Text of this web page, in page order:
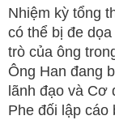
Nhiệm kỳ tổng
có thể bị đe
trò của ông
Ông Han đang
lãnh đạo và Cơ
Phe đối lập